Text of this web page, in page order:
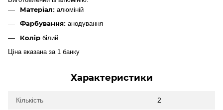
Матеріал: алюміній
Фарбування: анодування
Колір білий
Ціна вказана за 1 банку
Характеристики
Кількість 2